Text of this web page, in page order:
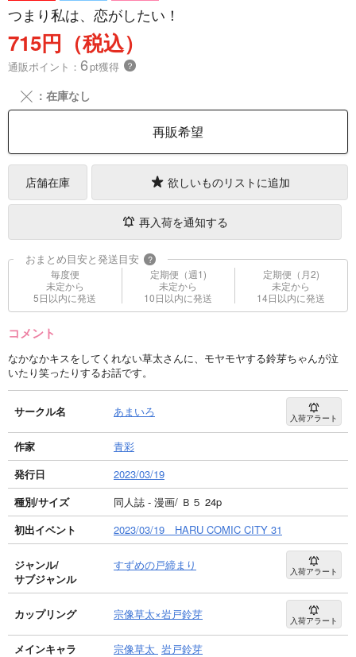
つまり私は、恋がしたい！
715円（税込）
通販ポイント： 6pt獲得 ？
╳ ：在庫なし
再販希望
店舗在庫 欲しいものリストに追加
再入荷を通知する
おまとめ目安と発送目安 ?
毎度便
未定から
5日以内に発送
定期便（週1)
未定から
10日以内に発送
定期便（月2)
未定から
14日以内に発送
コメント
なかなかキスをしてくれない草太さんに、モヤモヤする鈴芽ちゃんが泣
いたり笑ったりするお話です。
サークル名 あまいろ 入荷アラート
作家
青彩
発行日
2023/03/19
種別/サイズ
同人誌 - 漫画/ Ｂ５ 24p
初出イベント
2023/03/19 HARU COMIC CITY 31
ジャンル/
サブジャンル
すずめの戸締まり 入荷アラート
カップリング 宗像草太×岩戸鈴芽 入荷アラート
メインキャラ 宗像草太 岩戸鈴芽